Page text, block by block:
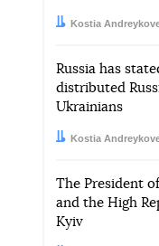
Автор:
Kostia
Дата:
Russia has
distributed
Ukrainians
Автор:
Kostia
Дата:
The President
and the High
Kyiv